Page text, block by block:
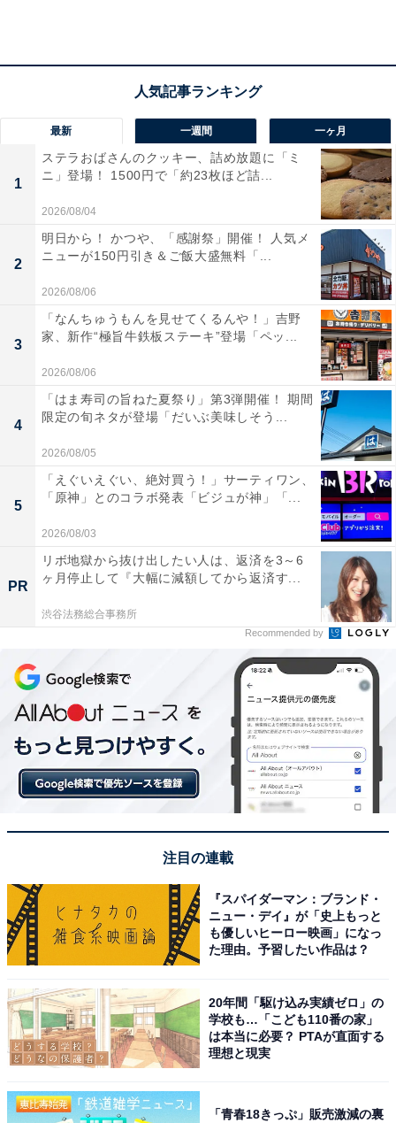
そびえ立つビルの数々に、豪華なホテル。筆者がここ数
年「エミレーツ航空のファーストクラスに乗ってドバイ
しかし、同国は気温が高く、水資源が限られている砂漠
気候のイメージ。農業とは距離のある印象でした。
そんなアラブ首長国連邦で作られている黒トリュフポテ
トチップスを、ここ2年ほど日本でも見かけるようにな
りました。
パッケージが2種類あり、袋入りと缶入りです。実はこ
れ、輸入元も違うのです。
袋入りは東京ヨーロッパ貿易、缶入りはハッピーポケッ
袋入りの東京ヨーロッパ貿易は成城石井のグループ会社
で、成城石井が直輸入している商品になります。125gで
税込み486円 。
缶入りの物は、過去にイオンの輸入食品専門店「カフェ
ランテ」や、マツモトキヨシ、JR東日本のコンビニ
NewDaysで購入したことがあります。値段はまちまちで
400～500円、容量は袋入りより少し多く150gになりま
す。
最新 一週間 一ヶ月
1
ステラおばさんのクッキー、詰め放題に「ミ
ニ」登場！ 1500円で「約23枚ほど詰...
2026/08/04
2
明日から！ かつや、「感謝祭」開催！ 人気メ
ニューが150円引き＆ご飯大盛無料「...
2026/08/06
3
「なんちゅうもんを見せてくるんや！」吉野
家、新作“極旨牛鉄板ステーキ”登場「ペッ...
2026/08/06
4
「はま寿司の旨ねた夏祭り」第3弾開催！ 期間
限定の旬ネタが登場「だいぶ美味しそう...
2026/08/05
5
「えぐいえぐい、絶対買う！」サーティワン、
「原神」とのコラボ発表「ビジュが神」「...
2026/08/03
PR
リボ地獄から抜け出したい人は、返済を3～6
ヶ月停止して『大幅に減額してから返済す...
渋谷法務総合事務所
Recommended by
注目の連載
『スパイダーマン：ブランド・
ニュー・デイ』が「史上もっと
も優しいヒーロー映画」になっ
た理由。予習したい作品は？
20年間「駆け込み実績ゼロ」の
学校も…「こども110番の家」
は本当に必要？ PTAが直面する
理想と現実
「青春18きっぷ」販売激減の裏